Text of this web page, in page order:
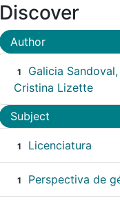
Discover
Author
1
Galicia Sandoval,
Cristina Lizette
Subject
1 Licenciatura
1 Perspectiva de